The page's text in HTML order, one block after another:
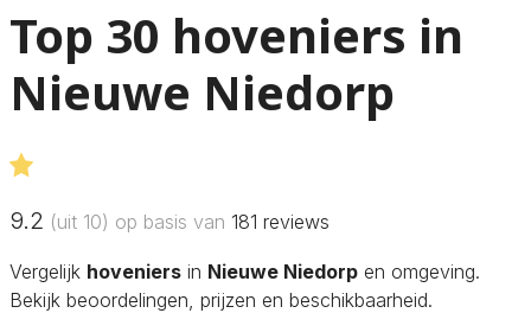
Top 30 hoveniers in
Nieuwe Niedorp
9.2 (uit 10) op basis van 181 reviews
Vergelijk hoveniers in Nieuwe Niedorp en omgeving.
Bekijk beoordelingen, prijzen en beschikbaarheid.